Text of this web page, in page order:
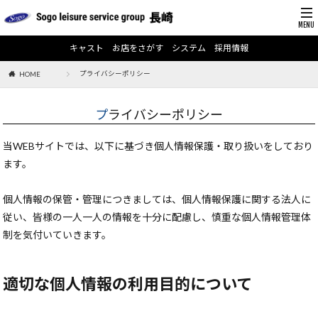
キャスト お店をさがす システム 採用情報
HOME プライバシーポリシー
プライバシーポリシー
当WEBサイトでは、以下に基づき個人情報保護・取り扱いをしており
ます。
個人情報の保管・管理につきましては、個人情報保護に関する法人に
従い、皆様の一人一人の情報を十分に配慮し、慎重な個人情報管理体
制を気付いていきます。
適切な個人情報の利用目的について